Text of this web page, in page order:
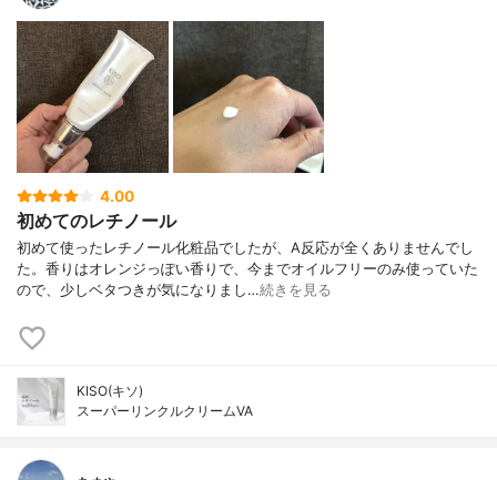
4.00
初めてのレチノール
初めて使ったレチノール化粧品でしたが、A反応が全くありませんでし
た。香りはオレンジっぽい香りで、今までオイルフリーのみ使っていた
ので、少しベタつきが気になりまし…続きを見る
KISO(キソ)
スーパーリンクルクリームVA